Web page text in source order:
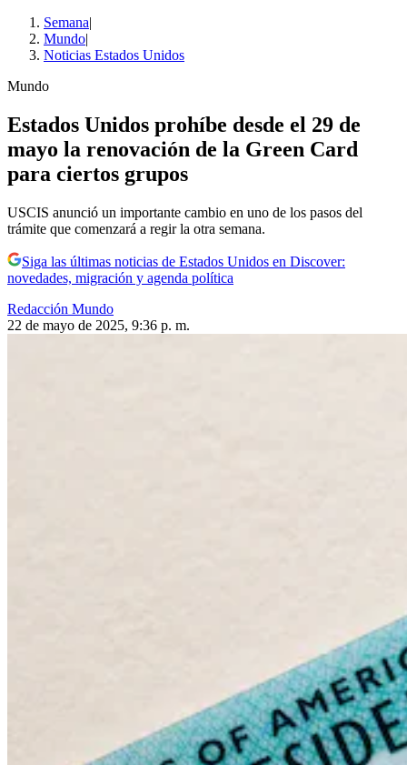
Semana|
Mundo|
Noticias Estados Unidos
Mundo
Estados Unidos prohíbe desde el 29 de
mayo la renovación de la Green Card
para ciertos grupos
USCIS anunció un importante cambio en uno de los pasos del
trámite que comenzará a regir la otra semana.
Siga las últimas noticias de Estados Unidos en Discover:
novedades, migración y agenda política
Redacción Mundo
22 de mayo de 2025, 9:36 p. m.